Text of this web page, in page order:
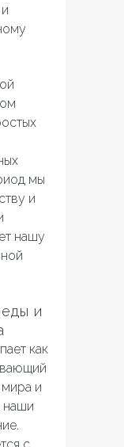
мы
и
нашу
и
как
и
наши